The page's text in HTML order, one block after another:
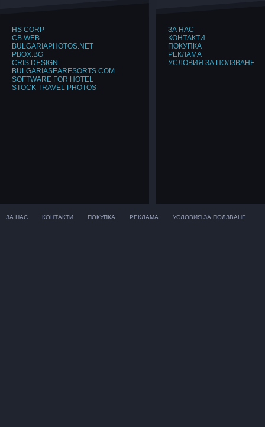
HS CORP
CB WEB
BULGARIAPHOTOS.NET
PBOX.BG
CRIS DESIGN
BULGARIASEARESORTS.COM
SOFTWARE FOR HOTEL
STOCK TRAVEL PHOTOS
ЗА НАС
КОНТАКТИ
ПОКУПКА
РЕКЛАМА
УСЛОВИЯ ЗА ПОЛЗВАНЕ
ЗА НАС КОНТАКТИ ПОКУПКА РЕКЛАМА УСЛОВИЯ ЗА ПОЛЗВАНЕ